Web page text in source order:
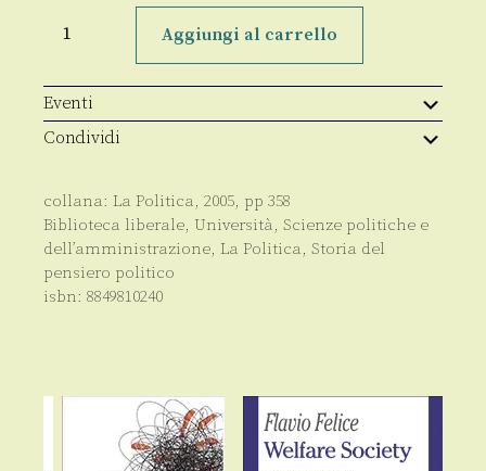
"neocon"
Aggiungi al carrello
Eventi
Condividi
collana: La Politica, 2005, pp 358
Biblioteca liberale, Università, Scienze politiche e
dell’amministrazione, La Politica, Storia del
pensiero politico
isbn: 8849810240